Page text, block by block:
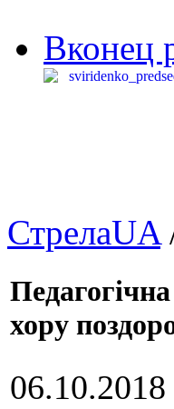
Вконец
СтрелаUA
хору